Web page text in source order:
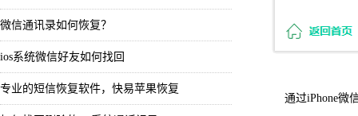
微信通讯录如何恢复？
ios系统微信好友如何找回
专业的短信恢复软件，快易苹果恢复
通过iPhone微